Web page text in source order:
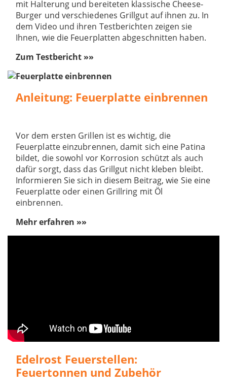
mit Halterung und bereiteten klassische Cheese-
Burger und verschiedenes Grillgut auf ihnen zu. In
dem Video und ihren Testberichten zeigen sie
Ihnen, wie die Feuerplatten abgeschnitten haben.
Zum Testbericht »»
Anleitung: Feuerplatte einbrennen
Vor dem ersten Grillen ist es wichtig, die
Feuerplatte einzubrennen, damit sich eine Patina
bildet, die sowohl vor Korrosion schützt als auch
dafür sorgt, dass das Grillgut nicht kleben bleibt.
Informieren Sie sich in diesem Beitrag, wie Sie eine
Feuerplatte oder einen Grillring mit Öl
einbrennen.
Mehr erfahren »»
Edelrost Feuerstellen:
Feuertonnen und Zubehör